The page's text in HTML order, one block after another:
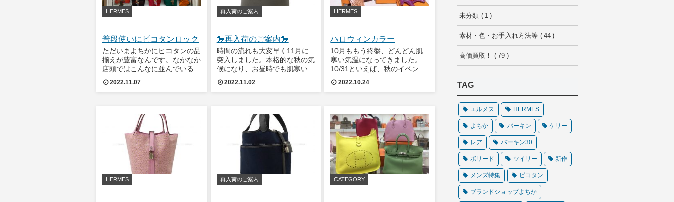
HERMES
普段使いにピコタンロック
ただいまよちかにピコタンの品
揃えが豊富なんです。なかなか
店頭ではこんなに並んでいるこ
とってないですよね(^^;見てい
るだけでテンションが上がりま
くの方は、ぜひぜひお立ち寄り
になってご
2022.11.07
再入荷のご案内
🐎再入荷のご案内🐎
時間の流れも大変早く11月に
突入しました。本格的な秋の気
候になり、お昼時でも肌寒い日
が増えてきました。季節の変わ
り目で体調も崩しやすい時期に
せ。それでは本日の再入荷情報
です。エルメス
2022.11.02
HERMES
ハロウィンカラー
10月ももう終盤、どんどん肌
寒い気温になってきました。
10/31といえば、秋のイベント
として日本でもかなり浸透して
いるハロウィンの日ですね。ハ
ど連想されると思いますが、こ
の色味にもしっ
2022.10.24
HERMES 再入荷のご案内 CATEGORY
未分類 1
素材・色・お手入れ方法等 44
高価買取！ 79
TAG
エルメス HERMES
よちか バーキン ケリー
レア バーキン30
ボリード ツイリー 新作
メンズ特集 ピコタン
ブランドショップよちか